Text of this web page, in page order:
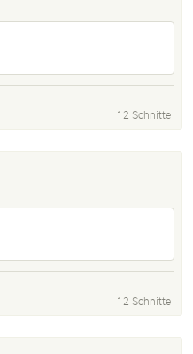
12 Schnitte
12 Schnitte